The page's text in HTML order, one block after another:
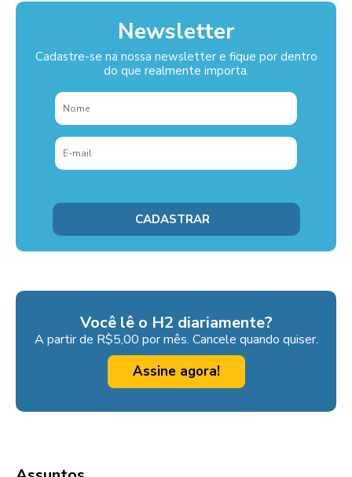
Newsletter
Cadastre-se na nossa newsletter e fique por dentro
do que realmente importa.
Você lê o H2 diariamente?
A partir de R$5,00 por mês. Cancele quando quiser.
Assine agora!